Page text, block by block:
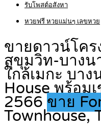
รับโพสต์อสังหา
หวยฟรี หวยแม่นๆ เลขหวย
ขายดาวน์โคร
สุขุมวิท-บางน
ใกล้เมกะ บาง
House พร้อม
2566 ขาย
Townhouse,